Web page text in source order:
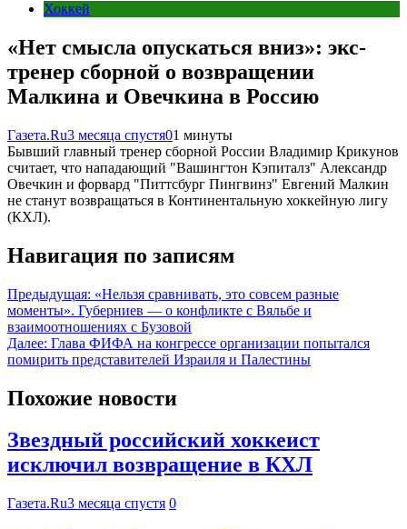
Хоккей
«Нет смысла опускаться вниз»: экс-
тренер сборной о возвращении
Малкина и Овечкина в Россию
Газета.Ru3 месяца спустя01 минуты
Бывший главный тренер сборной России Владимир Крикунов
считает, что нападающий "Вашингтон Кэпиталз" Александр
Овечкин и форвард "Питтсбург Пингвинз" Евгений Малкин
не станут возвращаться в Континентальную хоккейную лигу
(КХЛ).
Навигация по записям
Предыдущая: «Нельзя сравнивать, это совсем разные
моменты». Губерниев — о конфликте с Вяльбе и
взаимоотношениях с Бузовой
Далее: Глава ФИФА на конгрессе организации попытался
помирить представителей Израиля и Палестины
Похожие новости
Звездный российский хоккеист
исключил возвращение в КХЛ
Газета.Ru3 месяца спустя 0